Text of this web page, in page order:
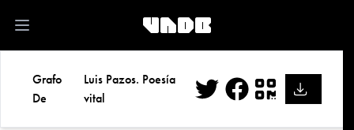
Open main menu
Grafo
De
Luis Pazos. Poesía
vital
Facebook
QR